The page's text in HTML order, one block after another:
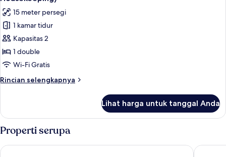
foto
untuk
Kamar
Double,
Bebas
Asap
Rokok
(For
Guests,
No
Housekeeping)
15 meter persegi
1 kamar tidur
Kapasitas 2
1 double
Wi-Fi Gratis
Rincian selengkapnya
Rincian
Kamar
Double,
Bebas
Asap
Rokok
Lihat harga untuk tanggal Anda
Properti serupa
Dormy Inn Premium Namba Natural Hot Spring Dormy